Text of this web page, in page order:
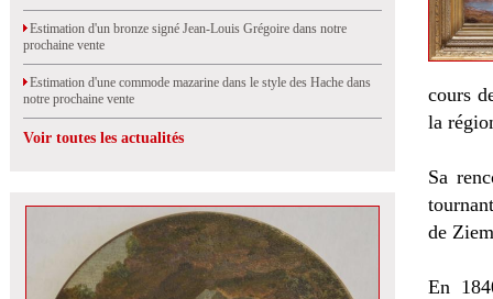
Estimation d'un bronze signé Jean-Louis Grégoire dans notre
prochaine vente
Estimation d'une commode mazarine dans le style des Hache dans
notre prochaine vente
Voir toutes les actualités
cours
la
Sa
de
En